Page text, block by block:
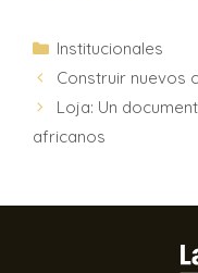
Institucionales
Construir nuevos
Loja: Un
africanos